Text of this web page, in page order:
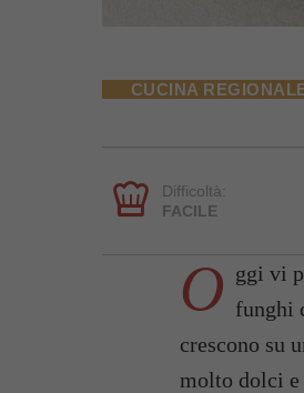
CUCINA
Difficoltà:
FACILE
O ggi vi
funghi
crescono su
molto dolci e